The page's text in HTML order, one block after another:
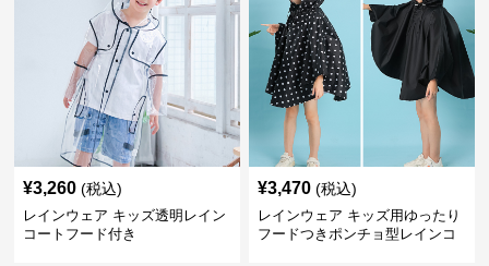
¥3,260 (税込)
レインウェア キッズ透明レイン
コートフード付き
¥3,470 (税込)
レインウェア キッズ用ゆったり
フードつきポンチョ型レインコ